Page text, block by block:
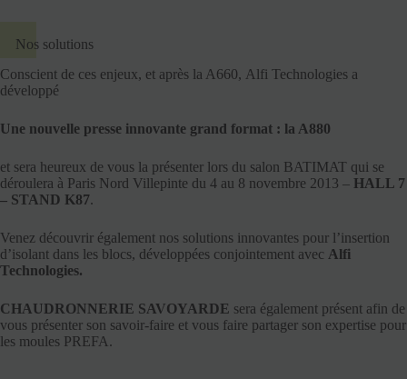
Nos solutions
Conscient de ces enjeux, et après la A660, Alfi Technologies a
développé
Une nouvelle presse innovante grand format : la A880
et sera heureux de vous la présenter lors du salon BATIMAT qui se
déroulera à Paris Nord Villepinte du 4 au 8 novembre 2013 – HALL 7
– STAND K87.
Venez découvrir également nos solutions innovantes pour l’insertion
d’isolant dans les blocs, développées conjointement avec Alfi
Technologies.
CHAUDRONNERIE SAVOYARDE sera également présent afin de
vous présenter son savoir-faire et vous faire partager son expertise pour
les moules PREFA.